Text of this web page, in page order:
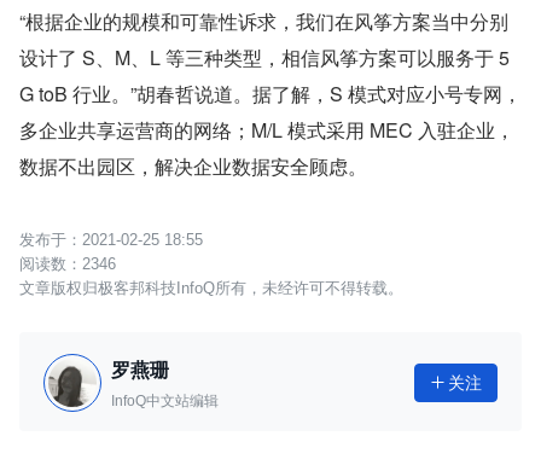
“根据企业的规模和可靠性诉求，我们在风筝方案当中分别
设计了 S、M、L 等三种类型，相信风筝方案可以服务于 5
G toB 行业。”胡春哲说道。据了解，S 模式对应小号专网，
多企业共享运营商的网络；M/L 模式采用 MEC 入驻企业，
数据不出园区，解决企业数据安全顾虑。
2021-02-25 18:55
2346
文章版权归极客邦科技InfoQ所有，未经许可不得转载。
罗燕珊
InfoQ中文站编辑
 关注